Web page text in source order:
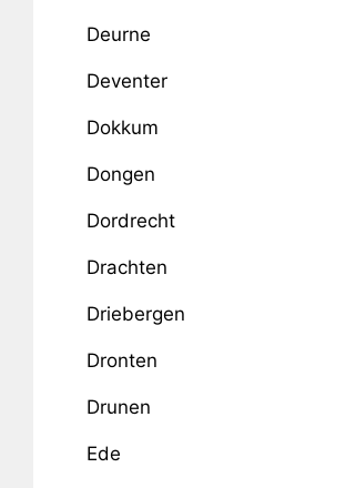
Deurne
Deventer
Dokkum
Dongen
Dordrecht
Drachten
Driebergen
Dronten
Drunen
Ede